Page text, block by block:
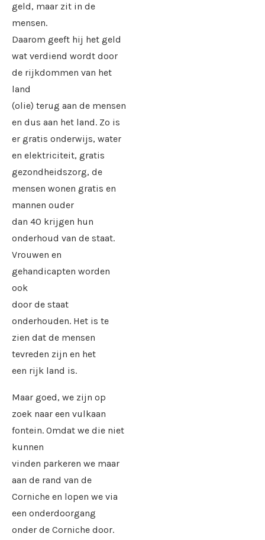
geld, maar zit in de
mensen.
Daarom geeft hij het geld
wat verdiend wordt door
de rijkdommen van het
land
(olie) terug aan de mensen
en dus aan het land. Zo is
er gratis onderwijs, water
en elektriciteit, gratis
gezondheidszorg, de
mensen wonen gratis en
mannen ouder
dan 40 krijgen hun
onderhoud van de staat.
Vrouwen en
gehandicapten worden
ook
door de staat
onderhouden. Het is te
zien dat de mensen
tevreden zijn en het
een rijk land is.
Maar goed, we zijn op
zoek naar een vulkaan
fontein. Omdat we die niet
kunnen
vinden parkeren we maar
aan de rand van de
Corniche en lopen we via
een onderdoorgang
onder de Corniche door.